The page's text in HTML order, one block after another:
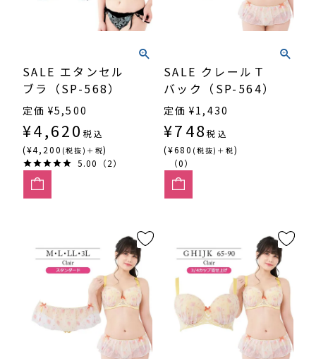
SALE エタンセル
ブラ（SP-568）
定価 ¥5,500
¥4,620 税込
(¥4,200 (税抜)＋税)
5.00（2）
SALE クレールＴ
バック（SP-564）
定価 ¥1,430
¥748税込
(¥680 (税抜)＋税)
（0）